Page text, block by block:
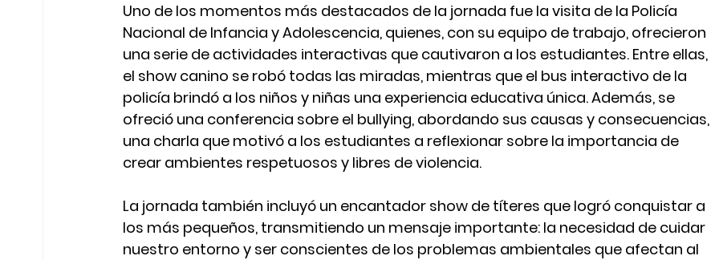
Uno de los momentos más destacados de la jornada fue la visita de la Policía
Nacional de Infancia y Adolescencia, quienes, con su equipo de trabajo, ofrecieron
una serie de actividades interactivas que cautivaron a los estudiantes. Entre ellas,
el show canino se robó todas las miradas, mientras que el bus interactivo de la
policía brindó a los niños y niñas una experiencia educativa única. Además, se
ofreció una conferencia sobre el bullying, abordando sus causas y consecuencias,
una charla que motivó a los estudiantes a reflexionar sobre la importancia de
crear ambientes respetuosos y libres de violencia.
La jornada también incluyó un encantador show de títeres que logró conquistar a
los más pequeños, transmitiendo un mensaje importante: la necesidad de cuidar
nuestro entorno y ser conscientes de los problemas ambientales que afectan al